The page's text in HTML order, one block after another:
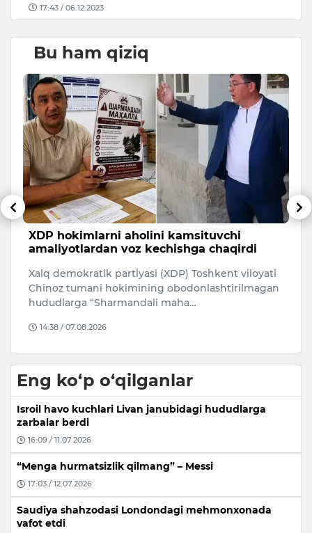
17:43 / 06.12.2023
Bu ham qiziq
XDP hokimlarni aholini kamsituvchi
amaliyotlardan voz kechishga chaqirdi
Xalq demokratik partiyasi (XDP) Toshkent viloyati
Chinoz tumani hokimining obodonlashtirilmagan
hududlarga “Sharmandali maha…
14:38 / 07.08.2026
Eng ko‘p o‘qilganlar
Isroil havo kuchlari Livan janubidagi hududlarga
zarbalar berdi
16:09 / 11.07.2026
“Menga hurmatsizlik qilmang” – Messi
17:03 / 12.07.2026
Saudiya shahzodasi Londondagi mehmonxonada
vafot etdi